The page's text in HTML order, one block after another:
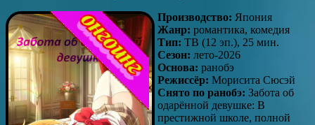
Производство: Япония
Жанр: романтика, комедия
Тип: ТВ (12 эп.), 25 мин.
Сезон: лето-2026
Основа: ранобэ
Режиссёр: Морисита Сюсэй
Снято по ранобэ: Забота об
одарённой девушке: В
престижной школе, полной